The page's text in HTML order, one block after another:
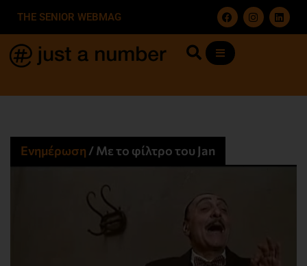
THE SENIOR WEBMAG
Ενημέρωση /Με το φίλτρο του Jan